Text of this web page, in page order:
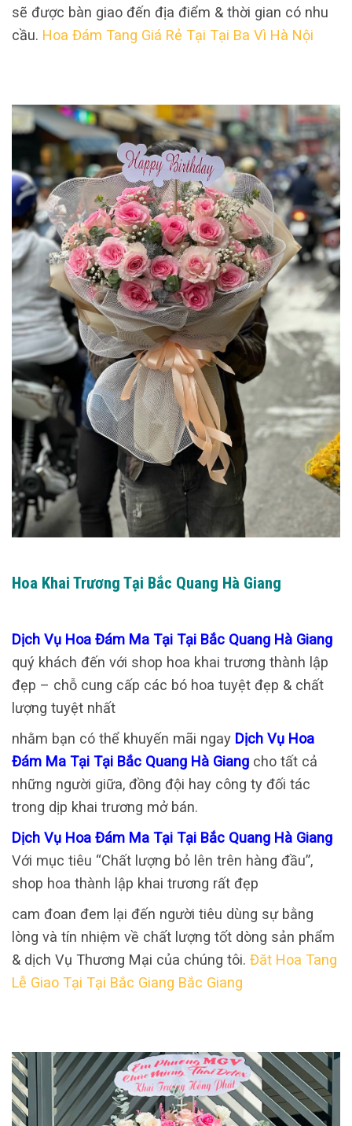
sẽ được bàn giao đến địa điểm & thời gian có nhu
cầu. Hoa Đám Tang Giá Rẻ Tại Tại Ba Vì Hà Nội
Hoa Khai Trương Tại Bắc Quang Hà Giang
Dịch Vụ Hoa Đám Ma Tại Tại Bắc Quang Hà Giang
quý khách đến với shop hoa khai trương thành lập
đẹp – chỗ cung cấp các bó hoa tuyệt đẹp & chất
lượng tuyệt nhất
nhằm bạn có thể khuyến mãi ngay Dịch Vụ Hoa
Đám Ma Tại Tại Bắc Quang Hà Giang cho tất cả
những người giữa, đồng đội hay công ty đối tác
trong dịp khai trương mở bán.
Dịch Vụ Hoa Đám Ma Tại Tại Bắc Quang Hà Giang
Với mục tiêu “Chất lượng bỏ lên trên hàng đầu”,
shop hoa thành lập khai trương rất đẹp
cam đoan đem lại đến người tiêu dùng sự bằng
lòng và tín nhiệm về chất lượng tốt dòng sản phẩm
& dịch Vụ Thương Mại của chúng tôi. Đăt Hoa Tang
Lễ Giao Tại Tại Bắc Giang Bắc Giang